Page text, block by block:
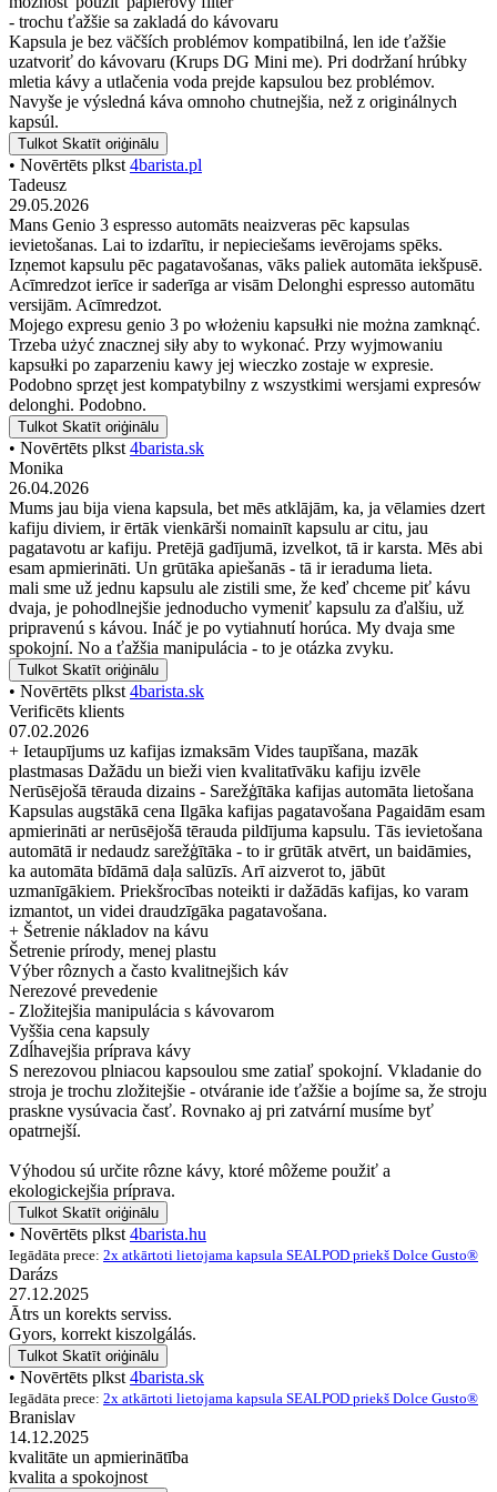
- trochu ťažšie sa zakladá do kávovaru
Kapsula je bez väčších problémov kompatibilná, len ide ťažšie
uzatvoriť do kávovaru (Krups DG Mini me). Pri dodržaní hrúbky
mletia kávy a utlačenia voda prejde kapsulou bez problémov.
Navyše je výsledná káva omnoho chutnejšia, než z originálnych
kapsúl.
Tulkot Skatīt oriģinālu
• Novērtēts plkst 4barista.pl
Tadeusz
29.05.2026
Mans Genio 3 espresso automāts neaizveras pēc kapsulas
ievietošanas. Lai to izdarītu, ir nepieciešams ievērojams spēks.
Izņemot kapsulu pēc pagatavošanas, vāks paliek automāta iekšpusē.
Acīmredzot ierīce ir saderīga ar visām Delonghi espresso automātu
versijām. Acīmredzot.
Mojego expresu genio 3 po włożeniu kapsułki nie można zamknąć.
Trzeba użyć znacznej siły aby to wykonać. Przy wyjmowaniu
kapsułki po zaparzeniu kawy jej wieczko zostaje w expresie.
Podobno sprzęt jest kompatybilny z wszystkimi wersjami expresów
delonghi. Podobno.
Tulkot Skatīt oriģinālu
• Novērtēts plkst 4barista.sk
Monika
26.04.2026
Mums jau bija viena kapsula, bet mēs atklājām, ka, ja vēlamies dzert
kafiju diviem, ir ērtāk vienkārši nomainīt kapsulu ar citu, jau
pagatavotu ar kafiju. Pretējā gadījumā, izvelkot, tā ir karsta. Mēs abi
esam apmierināti. Un grūtāka apiešanās - tā ir ieraduma lieta.
mali sme už jednu kapsulu ale zistili sme, že keď chceme piť kávu
dvaja, je pohodlnejšie jednoducho vymeniť kapsulu za ďalšiu, už
pripravenú s kávou. Ináč je po vytiahnutí horúca. My dvaja sme
spokojní. No a ťažšia manipulácia - to je otázka zvyku.
Tulkot Skatīt oriģinālu
• Novērtēts plkst 4barista.sk
Verificēts klients
07.02.2026
+ Ietaupījums uz kafijas izmaksām Vides taupīšana, mazāk
plastmasas Dažādu un bieži vien kvalitatīvāku kafiju izvēle
Nerūsējošā tērauda dizains - Sarežģītāka kafijas automāta lietošana
Kapsulas augstākā cena Ilgāka kafijas pagatavošana Pagaidām esam
apmierināti ar nerūsējošā tērauda pildījuma kapsulu. Tās ievietošana
automātā ir nedaudz sarežģītāka - to ir grūtāk atvērt, un baidāmies,
ka automāta bīdāmā daļa salūzīs. Arī aizverot to, jābūt
uzmanīgākiem. Priekšrocības noteikti ir dažādās kafijas, ko varam
izmantot, un videi draudzīgāka pagatavošana.
+ Šetrenie nákladov na kávu
Šetrenie prírody, menej plastu
Výber rôznych a často kvalitnejšich káv
Nerezové prevedenie
- Zložitejšia manipulácia s kávovarom
Vyššia cena kapsuly
Zdĺhavejšia príprava kávy
S nerezovou plniacou kapsoulou sme zatiaľ spokojní. Vkladanie do
stroja je trochu zložitejšie - otváranie ide ťažšie a bojíme sa, že stroju
praskne vysúvacia časť. Rovnako aj pri zatvární musíme byť
opatrnejší.
Výhodou sú určite rôzne kávy, ktoré môžeme použiť a
ekologickejšia príprava.
Tulkot Skatīt oriģinālu
• Novērtēts plkst 4barista.hu
Iegādāta prece: 2x atkārtoti lietojama kapsula SEALPOD priekš Dolce Gusto®
Darázs
27.12.2025
Ātrs un korekts serviss.
Gyors, korrekt kiszolgálás.
Tulkot Skatīt oriģinālu
• Novērtēts plkst 4barista.sk
Iegādāta prece: 2x atkārtoti lietojama kapsula SEALPOD priekš Dolce Gusto®
Branislav
14.12.2025
kvalitāte un apmierinātība
kvalita a spokojnost